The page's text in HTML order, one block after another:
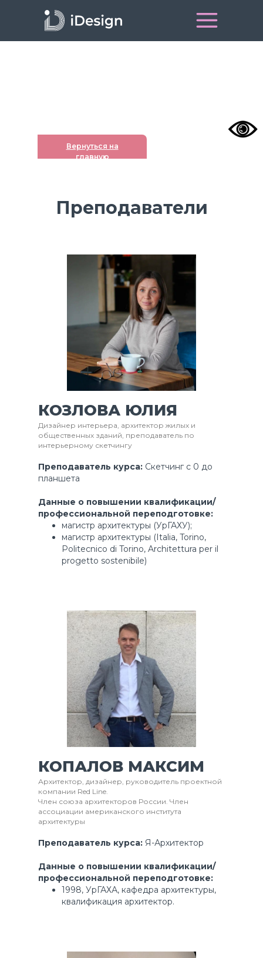
Вернуться на
главную
Преподаватели
КОЗЛОВА ЮЛИЯ
Дизайнер интерьера, архитектор жилых и
общественных зданий, преподаватель по
интерьерному скетчингу
Преподаватель курса: Скетчинг с 0 до
планшета
Данные о повышении квалификации/
профессиональной переподготовке:
магистр архитектуры (УрГАХУ);
магистр архитектуры (Italia, Torino,
Politecnico di Torino, Architettura per il
progetto sostenibile)
КОПАЛОВ МАКСИМ
Архитектор, дизайнер, руководитель проектной
компании Red Line.
Член союза архитекторов России. Член
ассоциации американского института
архитектуры
Преподаватель курса: Я-Архитектор
Данные о повышении квалификации/
профессиональной переподготовке:
1998, УрГАХА, кафедра архитектуры,
квалификация архитектор.